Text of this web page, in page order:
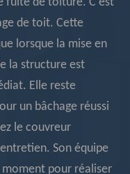
de toit. Cette
lorsque la mise en
la structure est
Elle reste
un bâchage réussi
le couvreur
Son équipe
pour réaliser